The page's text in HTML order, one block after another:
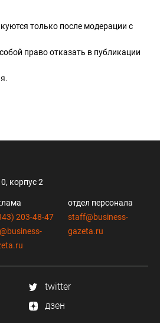
только после модерации с
право отказать в публикации
.
корпус 2
203-48-47
отдел персонала
staff@business-
gazeta.ru
twitter
дзен